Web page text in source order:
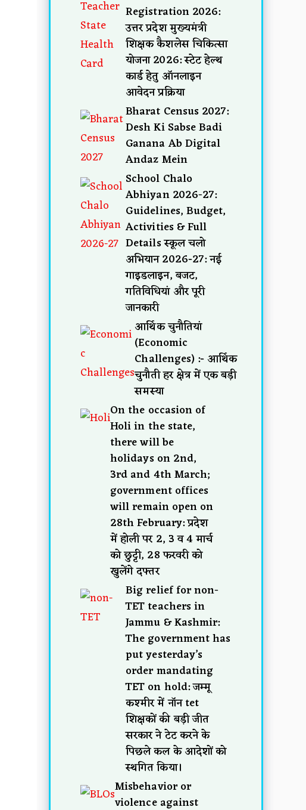
Registration 2026:
उत्तर प्रदेश मुख्यमंत्री
शिक्षक कैशलेस चिकित्सा
योजना 2026: स्टेट हेल्थ
कार्ड हेतु ऑनलाइन
आवेदन प्रक्रिया
Bharat Census 2027:
Desh Ki Sabse Badi
Ganana Ab Digital
Andaz Mein
School Chalo
Abhiyan 2026-27:
Guidelines, Budget,
Activities & Full
Details स्कूल चलो
अभियान 2026-27: नई
गाइडलाइन, बजट,
गतिविधियां और पूरी
जानकारी
आर्थिक चुनौतियां
(Economic
Challenges) :- आर्थिक
चुनौती हर क्षेत्र में एक बड़ी
समस्या
On the occasion of
Holi in the state,
there will be
holidays on 2nd,
3rd and 4th March;
government offices
will remain open on
28th February: प्रदेश
में होली पर 2, 3 व 4 मार्च
को छुट्टी, 28 फरवरी को
खुलेंगे दफ्तर
Big relief for non-
TET teachers in
Jammu & Kashmir:
The government has
put yesterday’s
order mandating
TET on hold: जम्मू
कश्मीर में नॉन tet
शिक्षकों की बड़ी जीत
सरकार ने टेट करने के
पिछले कल के आदेशों को
स्थगित किया।
Misbehavior or
violence against